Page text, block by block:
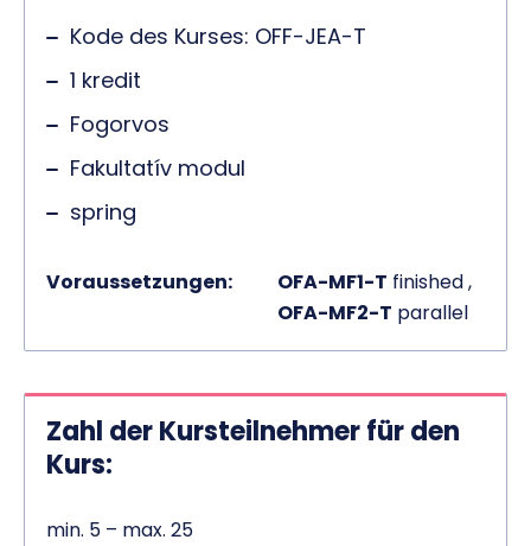
Kode des Kurses: OFF-JEA-T
1 kredit
Fogorvos
Fakultatív modul
spring
Voraussetzungen: OFA-MF1-T finished ,
OFA-MF2-T parallel
Zahl der Kursteilnehmer für den
Kurs:
min. 5 – max. 25